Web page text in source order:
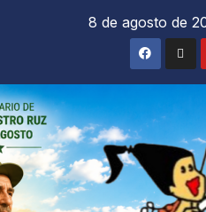
8 de agosto de